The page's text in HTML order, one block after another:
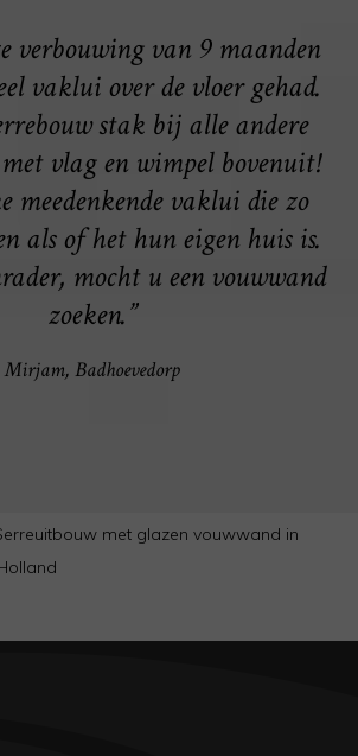
verbouwing van 9 maanden
vaklui over de vloer gehad.
stak bij alle andere
vlag en wimpel bovenuit!
meedenkende vaklui die zo
als of het hun eigen huis is.
mocht u een vouwwand
zoeken.”
Mirjam, Badhoevedorp
met glazen vouwwand in